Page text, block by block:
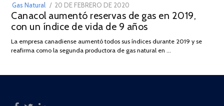
Gas Natural
POSTED
ON
20 DE FEBRERO DE 2020
DE
JULIO
2025
Canacol aumentó reservas de gas en 2019,
con un índice de vida de 9 años
La empresa canadiense aumentó todos sus índices durante 2019 y se
reafirma como la segunda productora de gas natural en …